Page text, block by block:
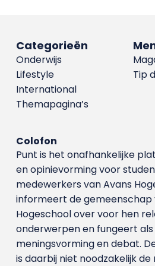
Tip
Categorieën
Onderwijs
Lifestyle
International
Themapagina’s
Colofon
Punt is het onafhankelijke
en opinievorming voor
medewerkers van Avans
informeert de gemeenschap
Hogeschool over voor hen
onderwerpen en fungeert
meningsvorming en debat.
is daarbij niet noodzakelijk